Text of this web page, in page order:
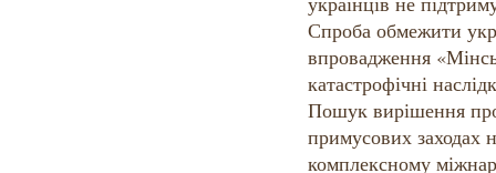
Спроба обмежити
впровадження
катастрофічні
Пошук вирішення
примусових заходах
комплексному